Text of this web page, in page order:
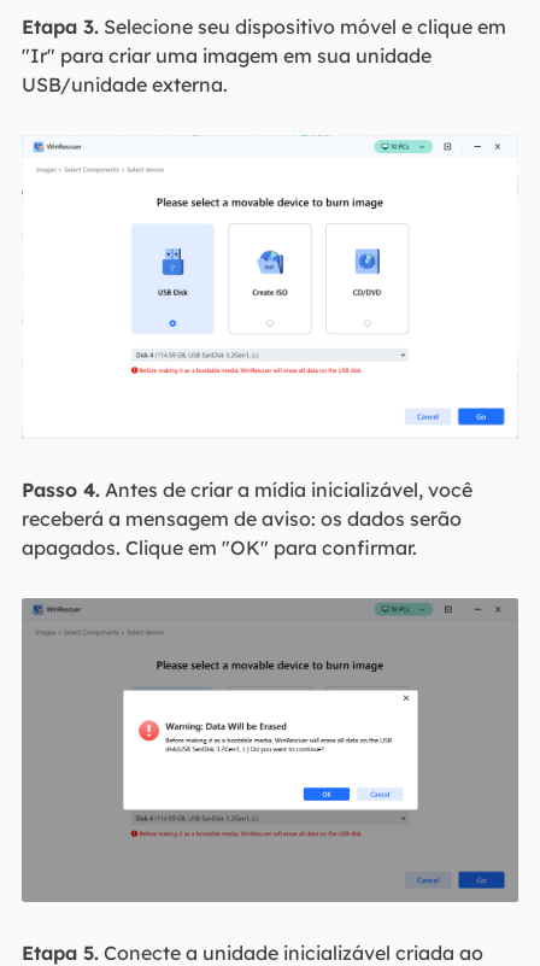
Etapa 3.Selecione seu dispositivo móvel e clique em
"Ir" para criar uma imagem em sua unidade
USB/unidade externa.
Passo 4.Antes de criar a mídia inicializável, você
receberá a mensagem de aviso: os dados serão
apagados. Clique em "OK" para confirmar.
Etapa 5.Conecte a unidade inicializável criada ao